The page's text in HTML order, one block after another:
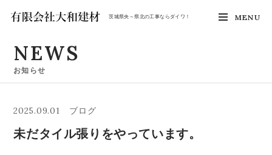
茨城県央～県北の工事ならダイワ！ MENU
NEWS
お知らせ
2025.09.01 ブログ
未だタイル張りをやっています。